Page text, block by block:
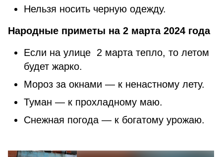
Нельзя носить черную одежду.
Народные приметы на 2 марта 2024 года
Если на улице 2 марта тепло, то летом
будет жарко.
Мороз за окнами — к ненастному лету.
Туман — к прохладному маю.
Снежная погода — к богатому урожаю.